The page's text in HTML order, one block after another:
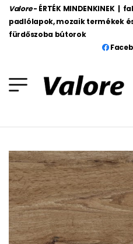
Valore - ÉRTÉK MINDENKINEK |
padlólapok, mozaik termékek
fürdőszoba bútorok